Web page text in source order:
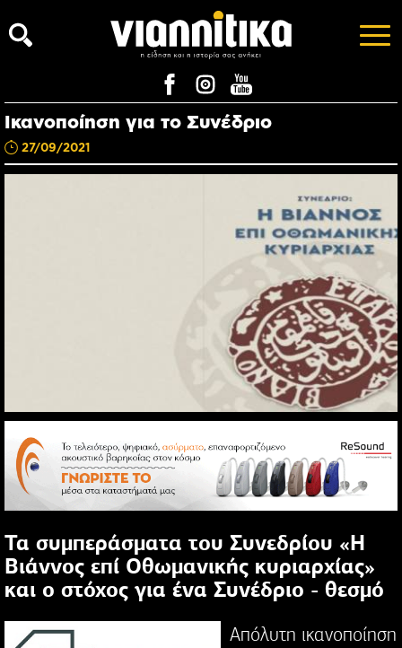
Ικανοποίηση για το Συνέδριο
27/09/2021
Τα συμπεράσματα του Συνεδρίου «Η
Βιάννος επί Οθωμανικής κυριαρχίας»
και ο στόχος για ένα Συνέδριο - θεσμό
Απόλυτη ικανοποίηση